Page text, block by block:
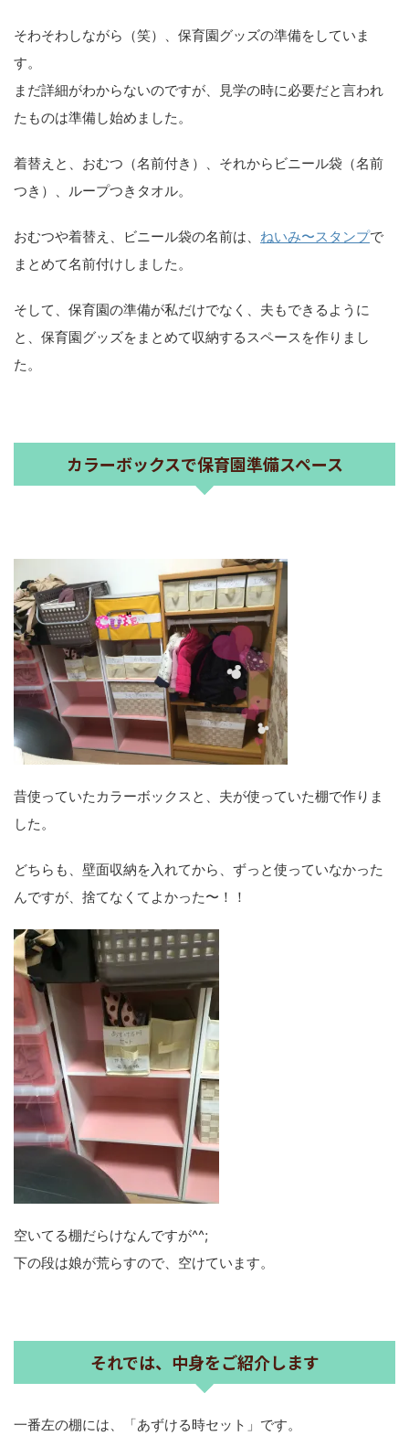
そわそわしながら（笑）、保育園グッズの準備をしていま
す。
まだ詳細がわからないのですが、見学の時に必要だと言われ
たものは準備し始めました。
着替えと、おむつ（名前付き）、それからビニール袋（名前
つき）、ループつきタオル。
おむつや着替え、ビニール袋の名前は、 ねいみ〜スタンプで
まとめて名前付けしました。
そして、保育園の準備が私だけでなく、夫もできるように
と、保育園グッズをまとめて収納するスペースを作りまし
た。
カラーボックスで保育園準備スペース
昔使っていたカラーボックスと、夫が使っていた棚で作りま
した。
どちらも、壁面収納を入れてから、ずっと使っていなかった
んですが、捨てなくてよかった〜！！
空いてる棚だらけなんですが^^;
下の段は娘が荒らすので、空けています。
それでは、中身をご紹介します
一番左の棚には、「あずける時セット」です。